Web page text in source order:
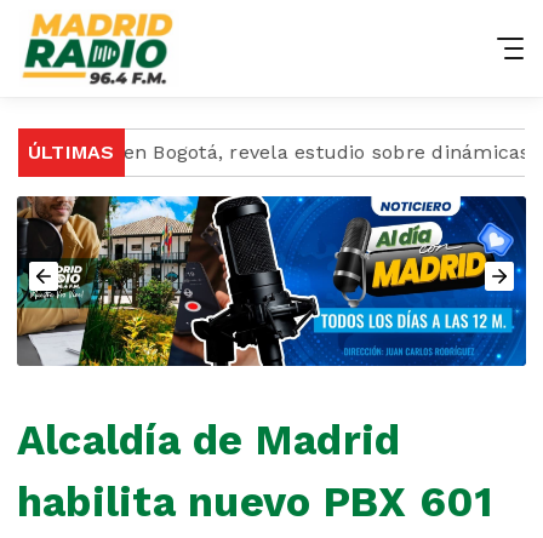
ÚLTIMAS
luz en Bogotá, revela estudio sobre dinámicas
Alcaldía de Madrid
habilita nuevo PBX 601